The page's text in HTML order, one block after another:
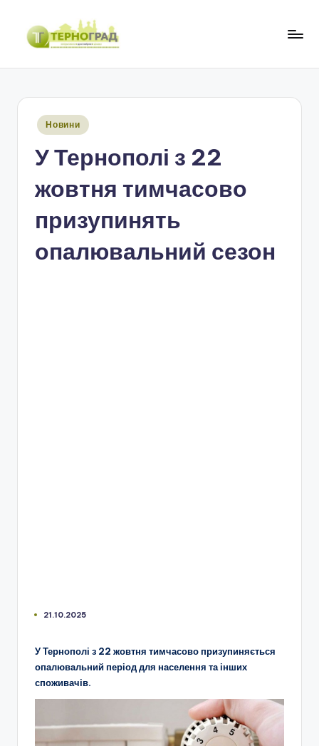
Перейти
Опубліковано
Новини
У Тернополі з 22
жовтня тимчасово
призупинять
опалювальний сезон
21.10.2025
У Тернополі з 22 жовтня тимчасово призупиняється
опалювальний період для населення та інших
споживачів.